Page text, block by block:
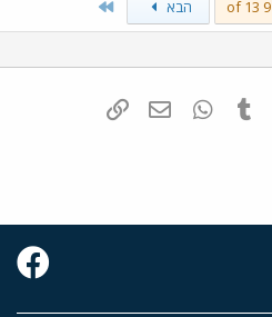
9 of 13 הבא
Pinterest
Tumblr
WhatsAppדואר אלקטרוני